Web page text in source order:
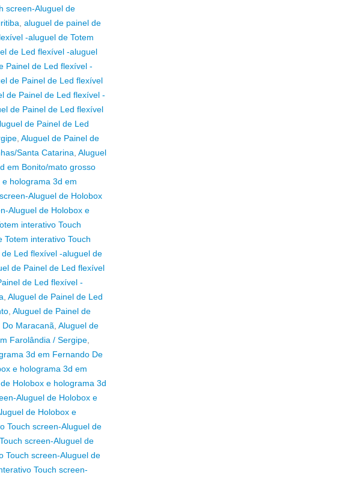
screen-Aluguel de
, aluguel de painel de
-aluguel de Totem
de Led flexível -aluguel
Painel de Led flexível -
de Painel de Led flexível
de Painel de Led flexível -
de Painel de Led flexível
de Painel de Led
, Aluguel de Painel de
Santa Catarina, Aluguel
em Bonito/mato grosso
holograma 3d em
Aluguel de Holobox
Aluguel de Holobox e
interativo Touch
interativo Touch
Led flexível -aluguel de
de Painel de Led flexível
de Led flexível -
, Aluguel de Painel de Led
, Aluguel de Painel de
Do Maracanã, Aluguel de
Farolândia / Sergipe,
3d em Fernando De
e holograma 3d em
Holobox e holograma 3d
Aluguel de Holobox e
de Holobox e
Touch screen-Aluguel de
screen-Aluguel de
Touch screen-Aluguel de
Touch screen-